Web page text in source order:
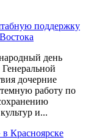
поддержку
день
дочерние
работу по
и...
Красноярске